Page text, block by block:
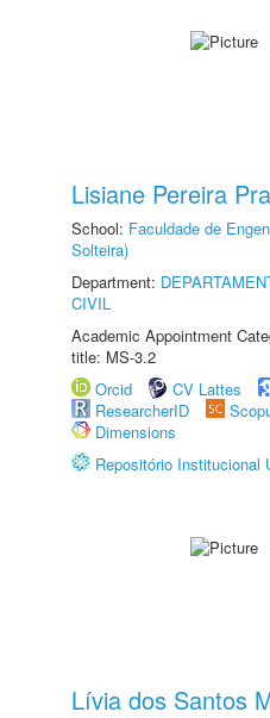
Lisiane Pereira
School: Faculdade de
Solteira)
Department:
CIVIL
Academic Appointment
title: MS-3.2
Orcid
CV Lattes
ResearcherID
Dimensions
Repositório Institucional
Lívia dos Santos